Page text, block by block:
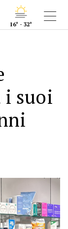
16° - 32°
i suoi